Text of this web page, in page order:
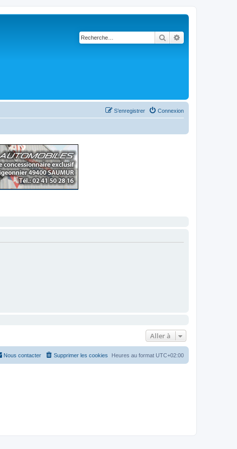
Rechercher
Connexion
S’enregistrer
Aller à
Heures au format UTC+02:00
Supprimer les cookies
Nous contacter